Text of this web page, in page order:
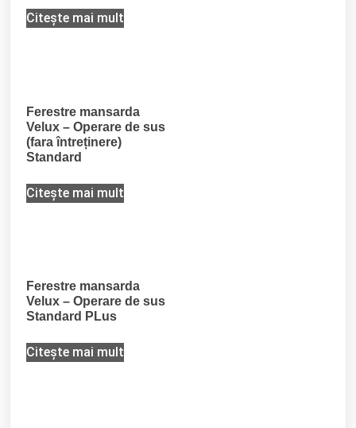
Citește mai mult
Ferestre mansarda
Velux – Operare de sus
(fara întreținere)
Standard
Citește mai mult
Ferestre mansarda
Velux – Operare de sus
Standard PLus
Citește mai mult